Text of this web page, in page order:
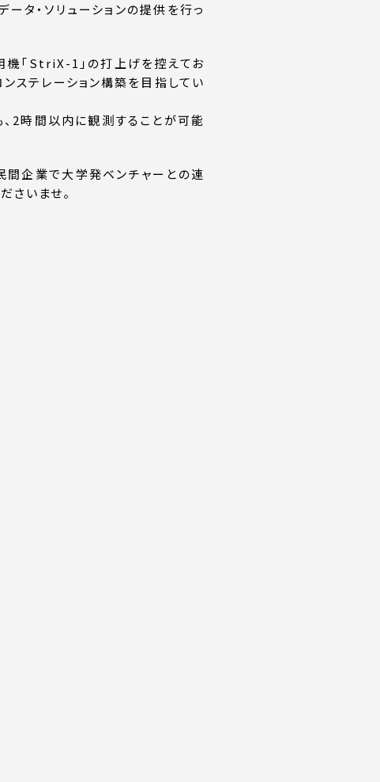
タ・ソリューションの提供を行っ
「StriX-1」の打上げを控えてお
ステレーション構築を目指してい
2時間以内に観測することが可能
間企業で大学発ベンチャーとの連
さいませ。